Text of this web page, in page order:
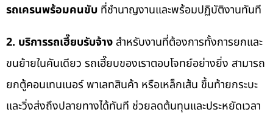
รถเครนพร้อมคนขับ ที่ชำนาญงานและพร้อมปฏิบัติงานทันที
2. บริการรถเฮี๊ยบรับจ้าง สำหรับงานที่ต้องการทั้งการยกและ
ขนย้ายในคันเดียว รถเฮี๊ยบของเราตอบโจทย์อย่างยิ่ง สามารถ
ยกตู้คอนเทนเนอร์ พาเลทสินค้า หรือเหล็กเส้น ขึ้นท้ายกระบะ
และวิ่งส่งถึงปลายทางได้ทันที ช่วยลดต้นทุนและประหยัดเวลา